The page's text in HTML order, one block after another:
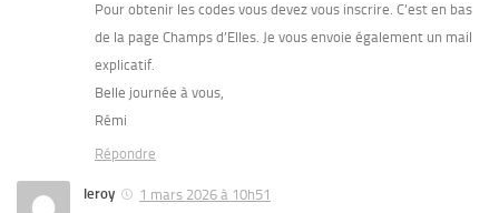
Pour obtenir les codes vous devez vous inscrire. C’est en bas
de la page Champs d’Elles. Je vous envoie également un mail
explicatif.
Belle journée à vous,
Rémi
Répondre
leroy
1 mars 2026 à 10h51